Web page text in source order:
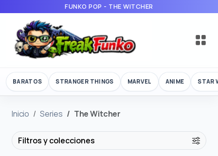
FUNKO POP - THE WITCHER
BARATOS STRANGER THINGS MARVEL ANIME STAR
Inicio Series The Witcher
Filtros y colecciones